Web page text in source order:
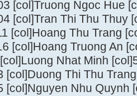
[col]Truong Ngoc Hue
[col]Tran Thi Thu Thuy
[col]Hoang Thu Trang
[col]Hoang Truong An
Nhat Minh
[col]Duong Thi Thu
[col]Nguyen Nhu Quynh